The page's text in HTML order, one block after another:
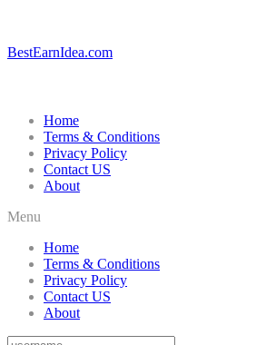
BestEarnIdea.com
Home
Terms & Conditions
Privacy Policy
Contact US
About
Menu
Home
Terms & Conditions
Privacy Policy
Contact US
About